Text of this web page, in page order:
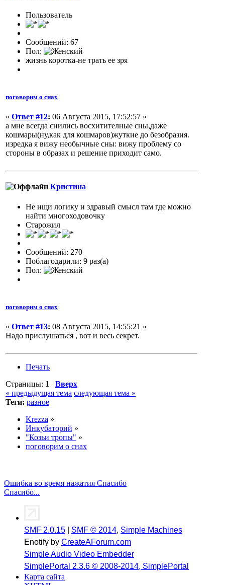
Пользователь
Сообщений: 67
Пол:
жизнь коротка-не трать ее зря
поговорим о снах
« Ответ #12: 06 Августа 2015, 17:52:57 »
а мне всегда снились восхитителные сны,даже
кошмары(ну,как для кошмаров)жуткие до безобразия.
изредка я вижу необычные сны: вижу проблему со
стороны в образах и решение приходит само.
Кристина
Не ищи логику и здравый смысл там где можно
найти многоходовочку
Старожил
Сообщений: 270
Поблагодарили: 9 раз(а)
Пол:
поговорим о снах
« Ответ #13: 08 Августа 2015, 14:55:21 »
Надо прислушаться , вот и весь секрет.
Печать
Страницы: 1
Вверх
« предыдущая тема следующая тема »
Теги: разное
Krezza »
Инкубаторий »
"Козьи тропы" »
поговорим о снах
Ошибка во время нажатия Спасибо
Спасибо...
SMF 2.0.15 SMF © 2014, Simple Machines
Enotify by CreateAForum.com
Simple Audio Video Embedder
SimplePortal 2.3.6 © 2008-2014, SimplePortal
Карта сайта